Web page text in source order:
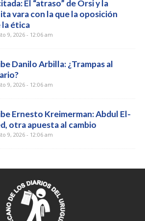
El “atraso” de Orsi y la
vara con la que la oposición
la ética
9, 2026 - 12:06 am
Danilo Arbilla: ¿Trampas al
9, 2026 - 12:06 am
Ernesto Kreimerman: Abdul El-
otra apuesta al cambio
9, 2026 - 12:06 am